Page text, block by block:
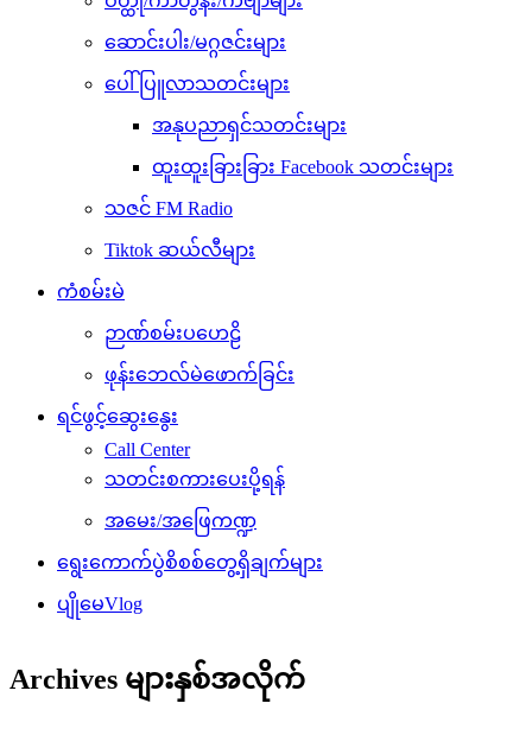
ဆောင်းပါး/မဂ္ဂဇင်းများ
ပေါ်ပြူလာသတင်းများ
အနုပညာရှင်သတင်းများ
ထူးထူးခြားခြား Facebook သတင်းများ
သဇင် FM Radio
Tiktok ဆယ်လီများ
ကံစမ်းမဲ
ဉာဏ်စမ်းပဟေဠိ
ဖုန်းဘေလ်မဲဖောက်ခြင်း
ရင်ဖွင့်ဆွေးနွေး
Call Center
သတင်းစကားပေးပို့ရန်
အမေး/အဖြေကဏ္ဍ
ရွေးကောက်ပွဲစိစစ်တွေ့ရှိချက်များ
ပျိုမေVlog
Archives များနှစ်အလိုက်